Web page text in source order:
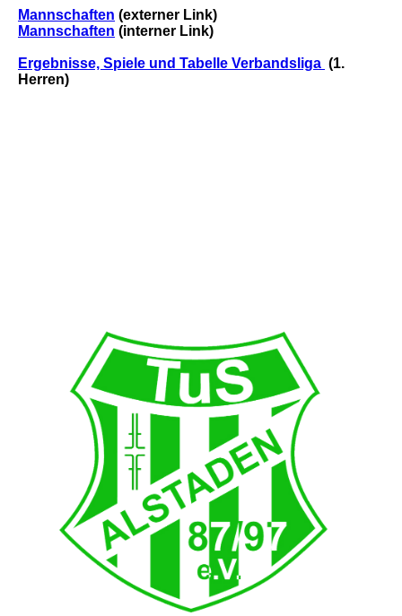
Mannschaften (externer Link)
Mannschaften (interner Link)
Ergebnisse, Spiele und Tabelle Verbandsliga (1.
Herren)